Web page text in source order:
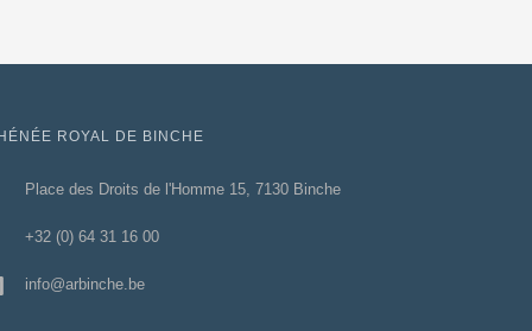
ROYAL DE BINCHE
Place des Droits de l'Homme 15, 7130 Binche
+32 (0) 64 31 16 00
info@arbinche.be